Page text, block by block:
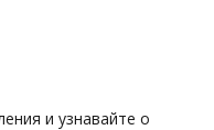
и узнавайте о